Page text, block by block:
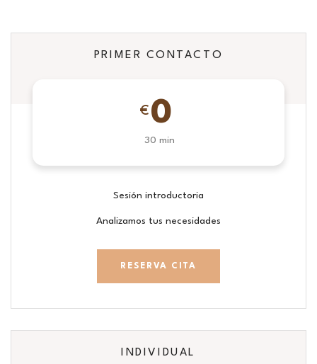
PRIMER CONTACTO
€ 0
30 min
Sesión introductoria
Analizamos tus necesidades
RESERVA CITA
INDIVIDUAL